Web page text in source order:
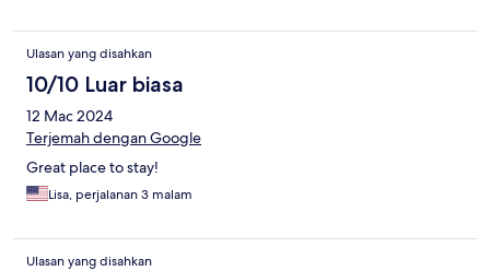
Ulasan yang disahkan
10/10 Luar biasa
12 Mac 2024
Terjemah dengan Google
Great place to stay!
Lisa, perjalanan 3 malam
Ulasan yang disahkan